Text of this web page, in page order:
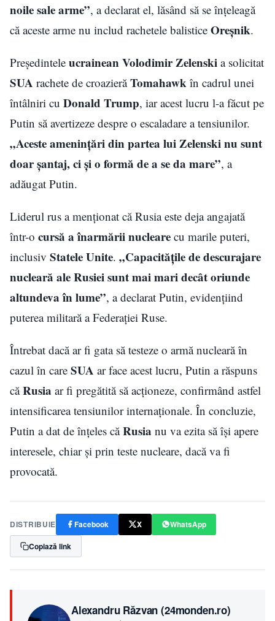
noile sale arme”, a declarat el, lăsând să se înțeleagă
că aceste arme nu includ rachetele balistice Oreșnik.
Președintele ucraineanVolodimir Zelenski a solicitat
SUA rachete de croazierăTomahawk în cadrul unei
întâlniri cu Donald Trump, iar acest lucru l-a făcut pe
Putin să avertizeze despre o escaladare a tensiunilor.
„Aceste amenințări din partea lui Zelenski nu sunt
doar șantaj, ci și o formă de a se da mare”, a
adăugat Putin.
Liderul rus a menționat că Rusia este deja angajată
într-o cursă a înarmării nucleare cu marile puteri,
inclusiv Statele Unite. „Capacitățile de descurajare
nucleară ale Rusiei sunt mai mari decât oriunde
altundeva în lume”, a declarat Putin, evidențiind
puterea militară a Federației Ruse.
Întrebat dacă ar fi gata să testeze o armă nucleară în
cazul în care SUA ar face acest lucru, Putin a răspuns
căRusia ar fi pregătită să acționeze, confirmând astfel
intensificarea tensiunilor internaționale. În concluzie,
Putin a dat de înțeles căRusia nu va ezita să își apere
interesele, chiar și prin teste nucleare, dacă va fi
provocată.
DISTRIBUIE Facebook X
WhatsApp
Copiază link
Alexandru Răzvan (24monden.ro)